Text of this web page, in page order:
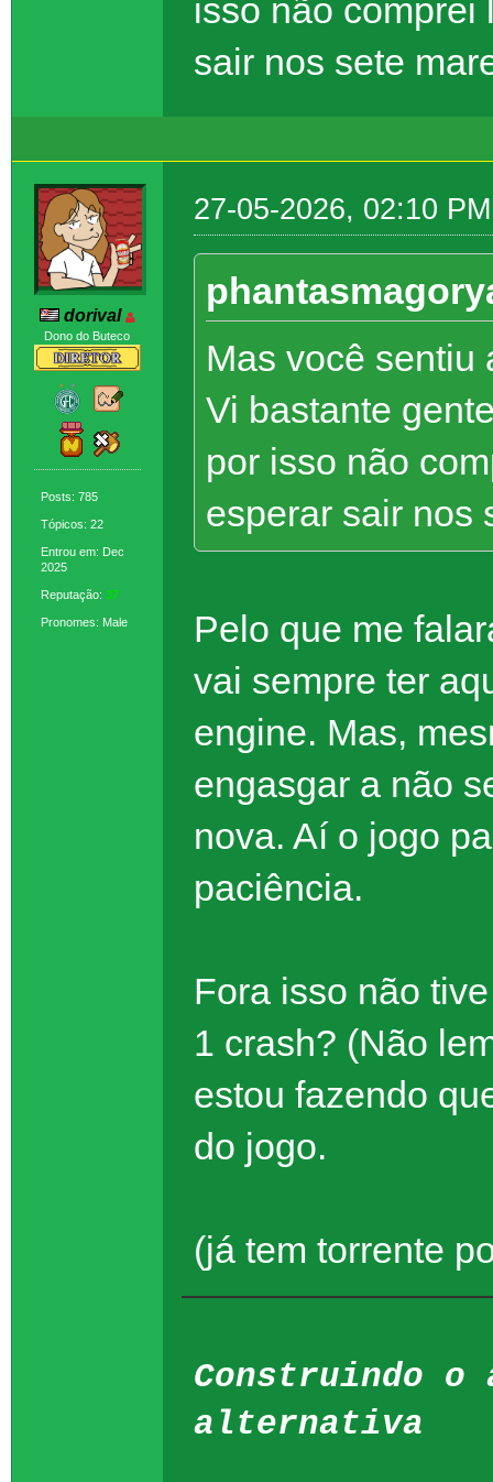
isso não comprei
sair nos sete
dorival
Dono do Buteco
Posts: 785
Tópicos: 22
Entrou em: Dec
2025
Reputação: 37
Pronomes: Male
27-05-2026, 02:10 PM
Mas você sentiu
Vi bastante
por isso não
esperar sair nos
Pelo que me
vai sempre ter
engine. Mas,
engasgar a não
nova. Aí o jogo
paciência.
Fora isso não
1 crash? (Não
estou fazendo
do jogo.
(já tem torrente
Construindo o
alternativa